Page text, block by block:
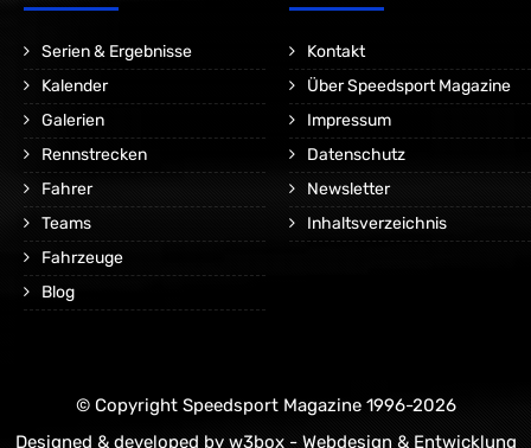
Serien & Ergebnisse
Kalender
Galerien
Rennstrecken
Fahrer
Teams
Fahrzeuge
Blog
Kontakt
Über Speedsport Magazine
Impressum
Datenschutz
Newsletter
Inhaltsverzeichnis
© Copyright Speedsport Magazine 1996-2026
Designed & developed by w3box - Webdesign & Entwicklung